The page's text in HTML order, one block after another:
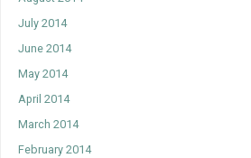
July 2014
June 2014
May 2014
April 2014
March 2014
February 2014